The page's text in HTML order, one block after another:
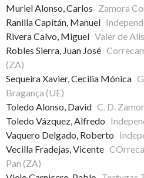
Muriel Alonso, Carlos Zamora
Ranilla Capitán, Manuel
Rivera Calvo, Miguel Valer de
Robles Sierra, Juan José
(ZA)
Sequeira Xavier, Cecilia Mónica
Bragança (UE)
Toledo Alonso, David C. D.
Toledo Vázquez, Alfredo
Vaquero Delgado, Roberto
Vecilla Fradejas, Vicente
Pan (ZA)